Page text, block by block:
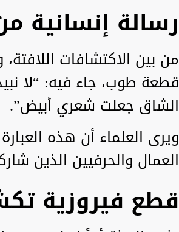
رسالة إنسانية
من بين الاكتشافات
قطعة طوب، جاء فيه: “لا
الشاق جعلت شعري أبيض”.
ويرى العلماء أن هذه
العمال والحرفيين الذين
قطع فيروزية